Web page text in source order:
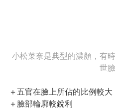
小松菜奈是典型的濃顏，有
世臉
＋五官在臉上所佔的比例較大
＋臉部輪廓較銳利